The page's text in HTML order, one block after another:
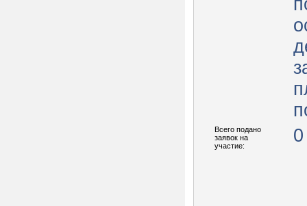
Всего подано
заявок на
участие:
0